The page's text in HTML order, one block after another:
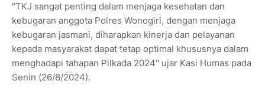
"TKJ sangat penting dalam menjaga kesehatan dan
kebugaran anggota Polres Wonogiri, dengan menjaga
kebugaran jasmani, diharapkan kinerja dan pelayanan
kepada masyarakat dapat tetap optimal khususnya dalam
menghadapi tahapan Pilkada 2024" ujar Kasi Humas pada
Senin (26/8/2024).